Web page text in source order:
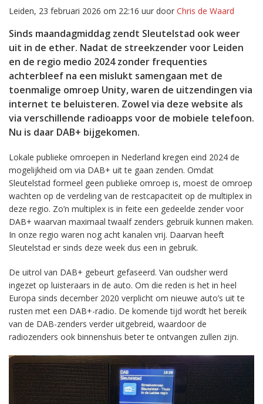
Leiden, 23 februari 2026 om 22:16 uur door Chris de Waard
Sinds maandagmiddag zendt Sleutelstad ook weer
uit in de ether. Nadat de streekzender voor Leiden
en de regio medio 2024 zonder frequenties
achterbleef na een mislukt samengaan met de
toenmalige omroep Unity, waren de uitzendingen via
internet te beluisteren. Zowel via deze website als
via verschillende radioapps voor de mobiele telefoon.
Nu is daar DAB+ bijgekomen.
Lokale publieke omroepen in Nederland kregen eind 2024 de
mogelijkheid om via DAB+ uit te gaan zenden. Omdat
Sleutelstad formeel geen publieke omroep is, moest de omroep
wachten op de verdeling van de restcapaciteit op de multiplex in
deze regio. Zo’n multiplex is in feite een gedeelde zender voor
DAB+ waarvan maximaal twaalf zenders gebruik kunnen maken.
In onze regio waren nog acht kanalen vrij. Daarvan heeft
Sleutelstad er sinds deze week dus een in gebruik.
De uitrol van DAB+ gebeurt gefaseerd. Van oudsher werd
ingezet op luisteraars in de auto. Om die reden is het in heel
Europa sinds december 2020 verplicht om nieuwe auto’s uit te
rusten met een DAB+-radio. De komende tijd wordt het bereik
van de DAB-zenders verder uitgebreid, waardoor de
radiozenders ook binnenshuis beter te ontvangen zullen zijn.